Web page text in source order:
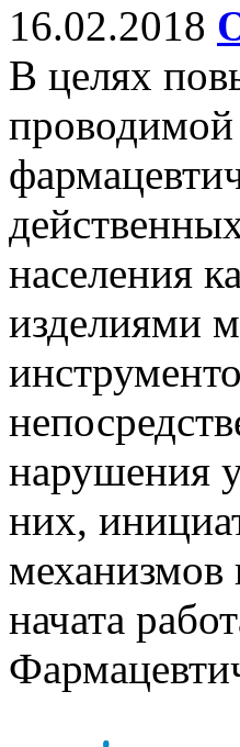
16.02.2018
В целях
населения
изделиями
нарушения
них,
механизмов
начата